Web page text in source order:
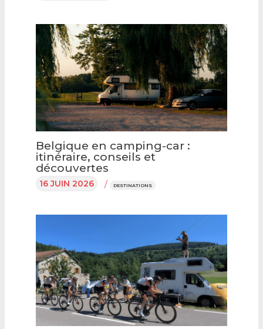
Belgique en camping-car :
itinéraire, conseils et
découvertes
16 JUIN 2026 / DESTINATIONS